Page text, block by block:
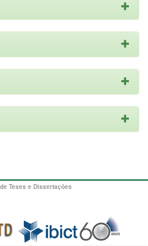
Teses e Dissertações